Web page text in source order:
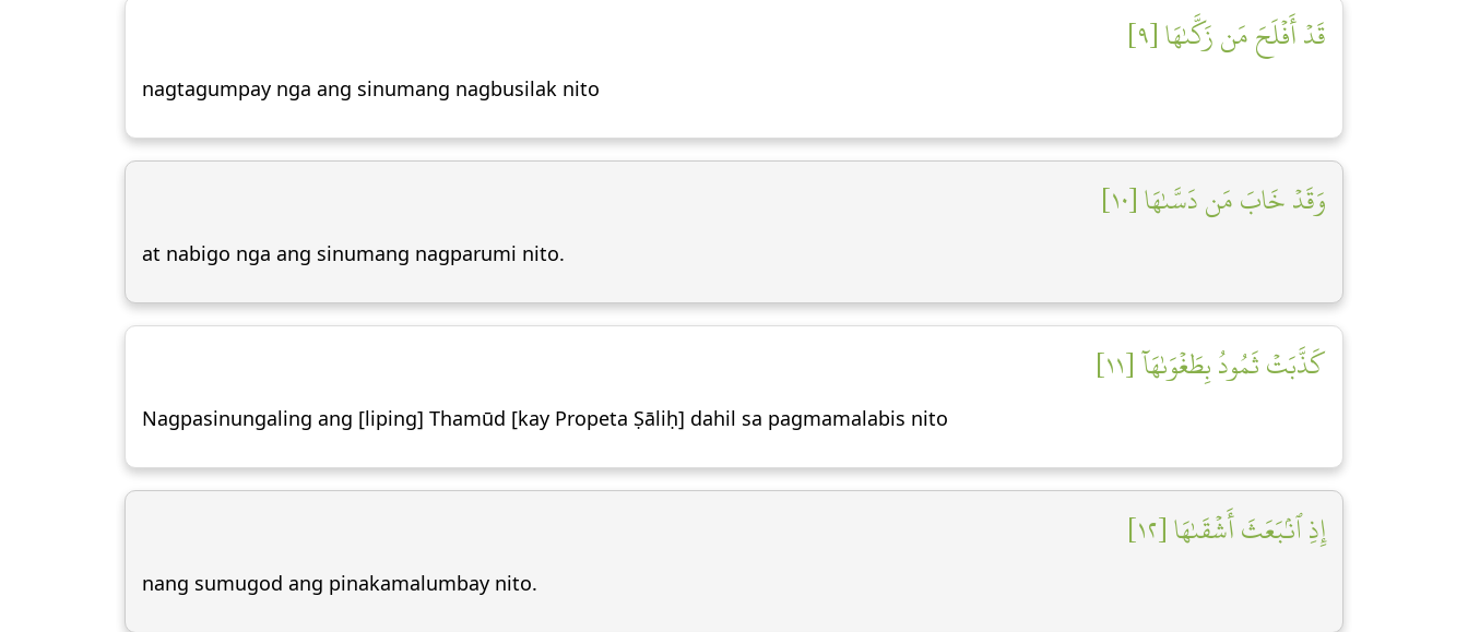
قَدۡ أَفۡلَحَ مَن زَكَّىٰهَا [٩]
nagtagumpay nga ang sinumang nagbusilak nito
وَقَدۡ خَابَ مَن دَسَّىٰهَا [١٠]
at nabigo nga ang sinumang nagparumi nito.
كَذَّبَتۡ ثَمُودُ بِطَغۡوَىٰهَآ [١١]
Nagpasinungaling ang [liping] Thamūd [kay Propeta Ṣāliḥ] dahil sa pagmamalabis nito
إِذِ ٱنۢبَعَثَ أَشۡقَىٰهَا [١٢]
nang sumugod ang pinakamalumbay nito.